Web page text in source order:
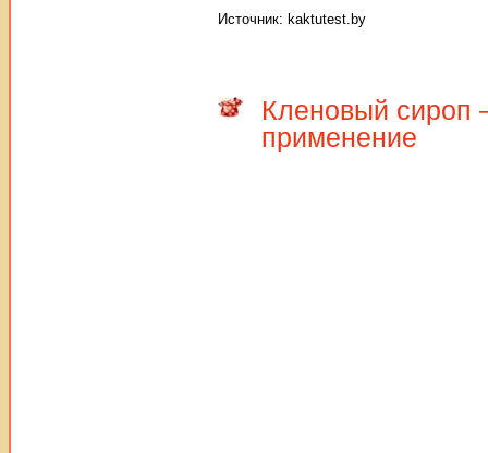
Источник: kaktutest.by
Кленовый сироп
применение